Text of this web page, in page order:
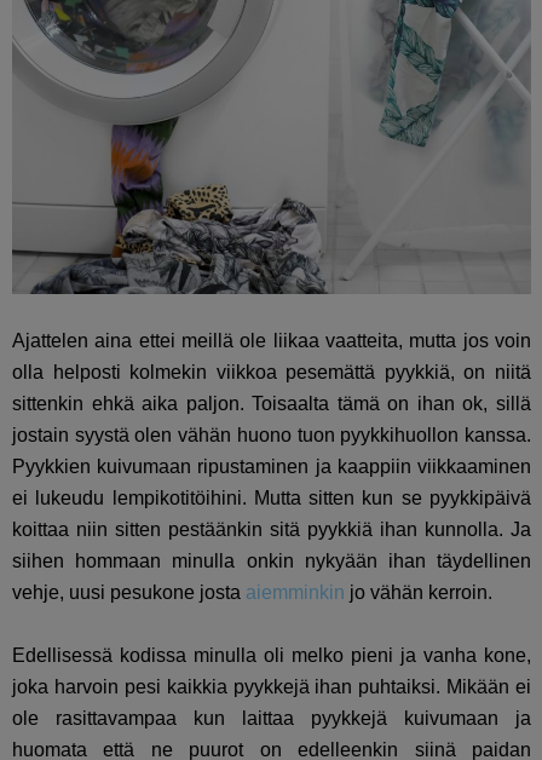
Ajattelen aina ettei meillä ole liikaa vaatteita, mutta jos voin
olla helposti kolmekin viikkoa pesemättä pyykkiä, on niitä
sittenkin ehkä aika paljon. Toisaalta tämä on ihan ok, sillä
jostain syystä olen vähän huono tuon pyykkihuollon kanssa.
Pyykkien kuivumaan ripustaminen ja kaappiin viikkaaminen
ei lukeudu lempikotitöihini. Mutta sitten kun se pyykkipäivä
koittaa niin sitten pestäänkin sitä pyykkiä ihan kunnolla. Ja
siihen hommaan minulla onkin nykyään ihan täydellinen
vehje, uusi pesukone josta aiemminkin jo vähän kerroin.
Edellisessä kodissa minulla oli melko pieni ja vanha kone,
joka harvoin pesi kaikkia pyykkejä ihan puhtaiksi. Mikään ei
ole rasittavampaa kun laittaa pyykkejä kuivumaan ja
huomata että ne puurot on edelleenkin siinä paidan